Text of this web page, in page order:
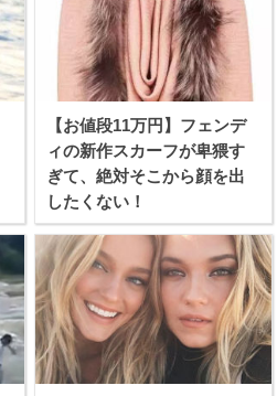
【お値段11万円】フェンデ
ィの新作スカーフが卑猥す
ぎて、絶対そこから顔を出
したくない！